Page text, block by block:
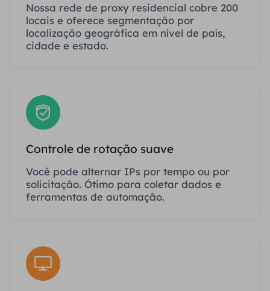
Nossa rede de proxy residencial cobre 200
locais e oferece segmentação por
localização geográfica em nível de país,
cidade e estado.
Controle de rotação suave
Você pode alternar IPs por tempo ou por
solicitação. Ótimo para coletar dados e
ferramentas de automação.